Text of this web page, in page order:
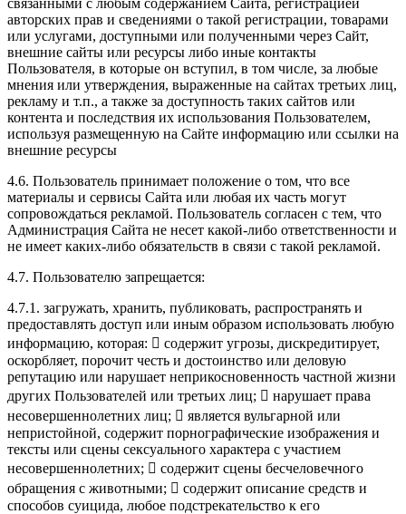
авторских прав и сведениями о такой регистрации, товарами
или услугами, доступными или полученными через Сайт,
внешние сайты или ресурсы либо иные контакты
Пользователя, в которые он вступил, в том числе, за любые
мнения или утверждения, выраженные на сайтах третьих лиц,
рекламу и т.п., а также за доступность таких сайтов или
контента и последствия их использования Пользователем,
используя размещенную на Сайте информацию или ссылки на
внешние ресурсы
4.6. Пользователь принимает положение о том, что все
материалы и сервисы Сайта или любая их часть могут
сопровождаться рекламой. Пользователь согласен с тем, что
Администрация Сайта не несет какой-либо ответственности и
не имеет каких-либо обязательств в связи с такой рекламой.
4.7. Пользователю запрещается:
4.7.1. загружать, хранить, публиковать, распространять и
предоставлять доступ или иным образом использовать любую
информацию, которая:  содержит угрозы, дискредитирует,
оскорбляет, порочит честь и достоинство или деловую
репутацию или нарушает неприкосновенность частной жизни
других Пользователей или третьих лиц;  нарушает права
несовершеннолетних лиц;  является вульгарной или
непристойной, содержит порнографические изображения и
тексты или сцены сексуального характера с участием
несовершеннолетних;  содержит сцены бесчеловечного
обращения с животными;  содержит описание средств и
способов суицида, любое подстрекательство к его